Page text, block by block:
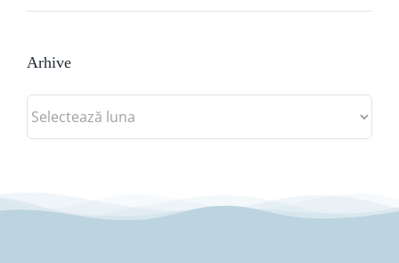
Arhive
Arhive